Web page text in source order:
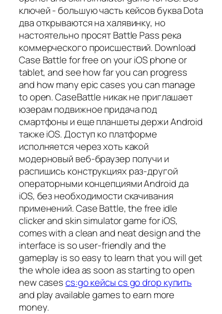
ключей - большую часть кейсов буква Dota
два открываются на халявинку, но
настоятельно просят Battle Pass река
коммерческого происшествий. Download
Case Battle for free on your iOS phone or
tablet, and see how far you can progress
and how many epic cases you can manage
to open. CaseBattle никак не приглашает
юзерам подвижное придача под
смартфоны и еще планшеты держи Android
также iOS. Доступ ко платформе
исполняется через хоть какой
модерновый веб-браузер получи и
распишись конструкциях раз-другой
операторными концепциями Android да
iOS, без необходимости скачивания
применений. Case Battle, the free idle
clicker and skin simulator game for iOS,
comes with a clean and neat design and the
interface is so user-friendly and the
gameplay is so easy to learn that you will get
the whole idea as soon as starting to open
new casescs:go кейсы cs go drop купить
and play available games to earn more
money.